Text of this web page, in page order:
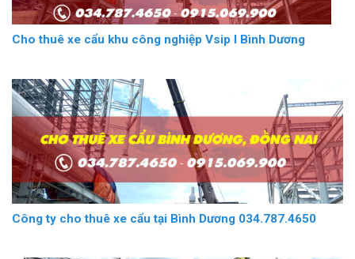
Cho thuê xe cẩu khu công nghiệp Vsip I Bình Dương
Công ty cho thuê xe cẩu tại Bình Dương 034.787.4650